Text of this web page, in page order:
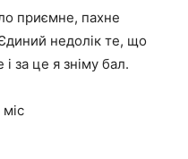
приємне, пахне
недолік те, що
за це я зніму бал.